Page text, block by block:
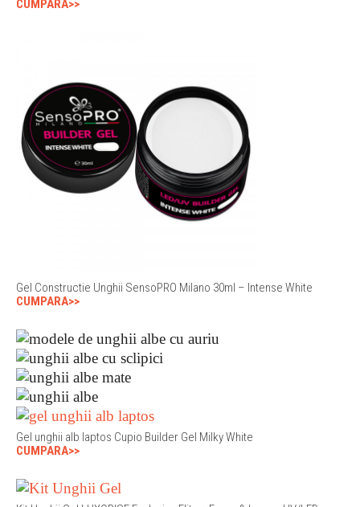
CUMPARA>>
Gel Constructie Unghii SensoPRO Milano 30ml – Intense White
CUMPARA>>
Gel unghii alb laptos Cupio Builder Gel Milky White
CUMPARA>>